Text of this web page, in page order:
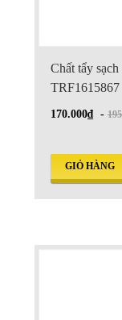
Chất tẩy
TRF1615867
170.000₫ -
GIỎ HÀNG